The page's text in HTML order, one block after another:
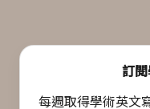
訂
每週取得學術英文